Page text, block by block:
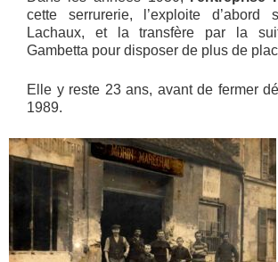
cette serrurerie, l’exploite d’abord
Lachaux, et la transfère par la
Gambetta pour disposer de plus de
Elle y reste 23 ans, avant de fermer
1989.